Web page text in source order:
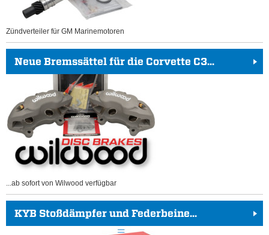
Zündverteiler für GM Marinemotoren
Neue Bremssättel für die Corvette C3...
...ab sofort von Wilwood verfügbar
KYB Stoßdämpfer und Federbeine...